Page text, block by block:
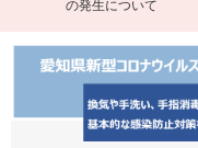
文
の発生について